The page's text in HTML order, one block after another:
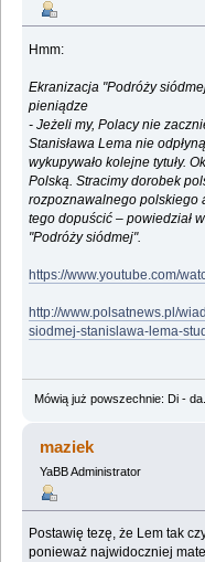
Hmm:
Ekranizacja "Podróży
pieniądze
- Jeżeli my, Polacy nie
Stanisława Lema nie
wykupywało kolejne tytuły.
Polską. Stracimy dorobek
rozpoznawalnego polskiego
tego dopuścić – powiedział
"Podróży siódmej".
https://www.youtube.com/
http://www.polsatnews.pl/
siodmej-stanislawa-lema-
Mówią już powszechnie: Di - da...
maziek
YaBB Administrator
Postawię tezę, że Lem tak
ponieważ najwidoczniej